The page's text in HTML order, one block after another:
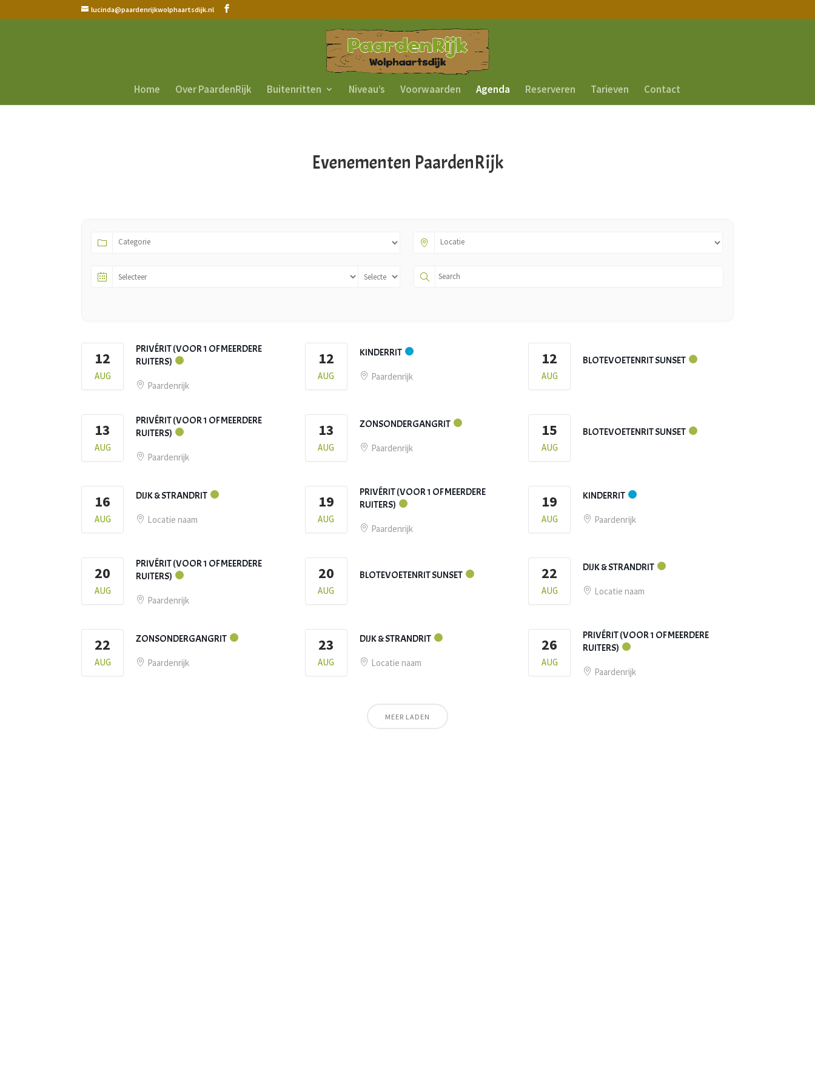
lucinda@paardenrijkwolphaartsdijk.nl
Home Over PaardenRijk Buitenritten Niveau’s Voorwaarden Agenda Reserveren Tarieven Contact
Evenementen PaardenRijk
12
AUG
PRIVÉRIT (VOOR 1 OF MEERDERE
RUITERS)
Paardenrijk
12
AUG
KINDERRIT
Paardenrijk
12
AUG
BLOTEVOETENRIT SUNSET
13
AUG
PRIVÉRIT (VOOR 1 OF MEERDERE
RUITERS)
Paardenrijk
13
AUG
ZONSONDERGANGRIT
Paardenrijk
15
AUG
BLOTEVOETENRIT SUNSET
16
AUG
DIJK & STRANDRIT
Locatie naam
19
AUG
PRIVÉRIT (VOOR 1 OF MEERDERE
RUITERS)
Paardenrijk
19
AUG
KINDERRIT
Paardenrijk
20
AUG
PRIVÉRIT (VOOR 1 OF MEERDERE
RUITERS)
Paardenrijk
20
AUG
BLOTEVOETENRIT SUNSET 22
AUG
DIJK & STRANDRIT
Locatie naam
22
AUG
ZONSONDERGANGRIT
Paardenrijk
23
AUG
DIJK & STRANDRIT
Locatie naam
26
AUG
PRIVÉRIT (VOOR 1 OF MEERDERE
RUITERS)
Paardenrijk
MEER LADEN